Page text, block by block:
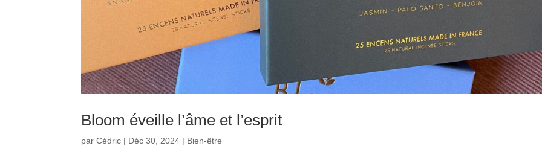
Bloom éveille l’âme et l’esprit
parCédric | Déc 30, 2024 | Bien-être